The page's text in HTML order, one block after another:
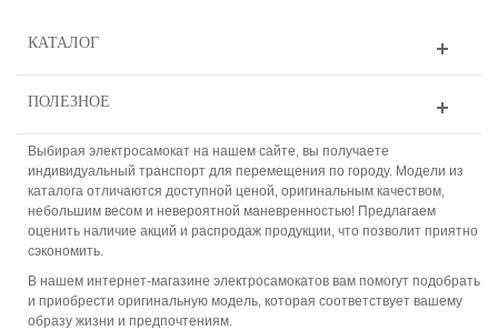
КАТАЛОГ
ПОЛЕЗНОЕ
Выбирая электросамокат на нашем сайте, вы получаете
индивидуальный транспорт для перемещения по городу. Модели из
каталога отличаются доступной ценой, оригинальным качеством,
небольшим весом и невероятной маневренностью! Предлагаем
оценить наличие акций и распродаж продукции, что позволит приятно
сэкономить.
В нашем интернет-магазине электросамокатов вам помогут подобрать
и приобрести оригинальную модель, которая соответствует вашему
образу жизни и предпочтениям.